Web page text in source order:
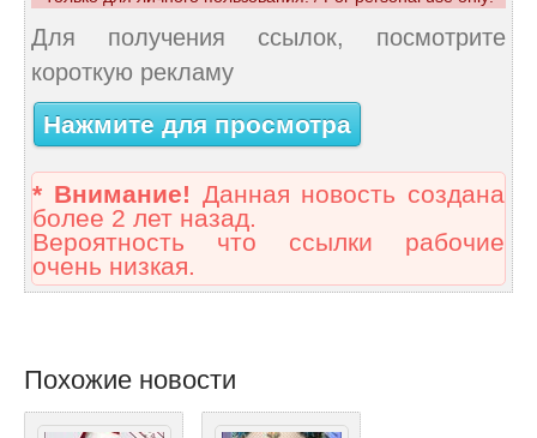
Для получения ссылок, посмотрите
короткую рекламу
Нажмите для просмотра
* Внимание! Данная новость создана
более 2 лет назад.
Вероятность что ссылки рабочие
очень низкая.
Похожие новости